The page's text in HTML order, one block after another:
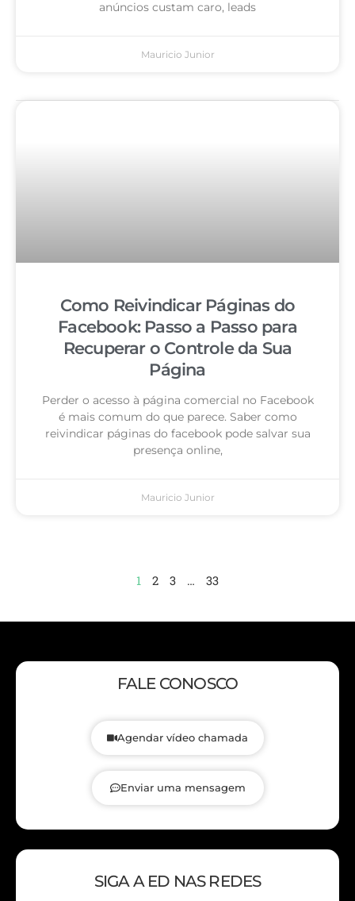
anúncios custam caro, leads
Mauricio Junior
Como Reivindicar Páginas do
Facebook: Passo a Passo para
Recuperar o Controle da Sua
Página
Perder o acesso à página comercial no Facebook
é mais comum do que parece. Saber como
reivindicar páginas do facebook pode salvar sua
presença online,
Mauricio Junior
1 2 3 … 33
FALE CONOSCO
Agendar vídeo chamada
Enviar uma mensagem
SIGA A ED NAS REDES